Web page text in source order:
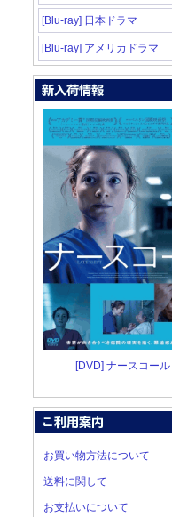
[Blu-ray] 日本ドラマ
[Blu-ray] アメリカドラマ
[DVD] ナースコール
お買い物方法について
送料に関して
お支払いについて